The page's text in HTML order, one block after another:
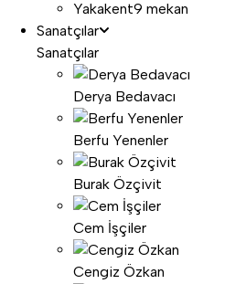
Yakakent9 mekan
Sanatçılar
Sanatçılar
Derya Bedavacı
Berfu Yenenler
Burak Özçivit
Cem İşçiler
Cengiz Özkan